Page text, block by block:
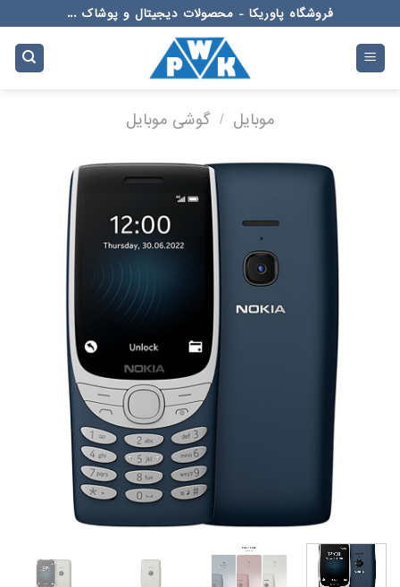
to
content
فروشگاه پاوریکا - محصولات دیجیتال و پوشاک ...
موبایل / گوشی موبایل